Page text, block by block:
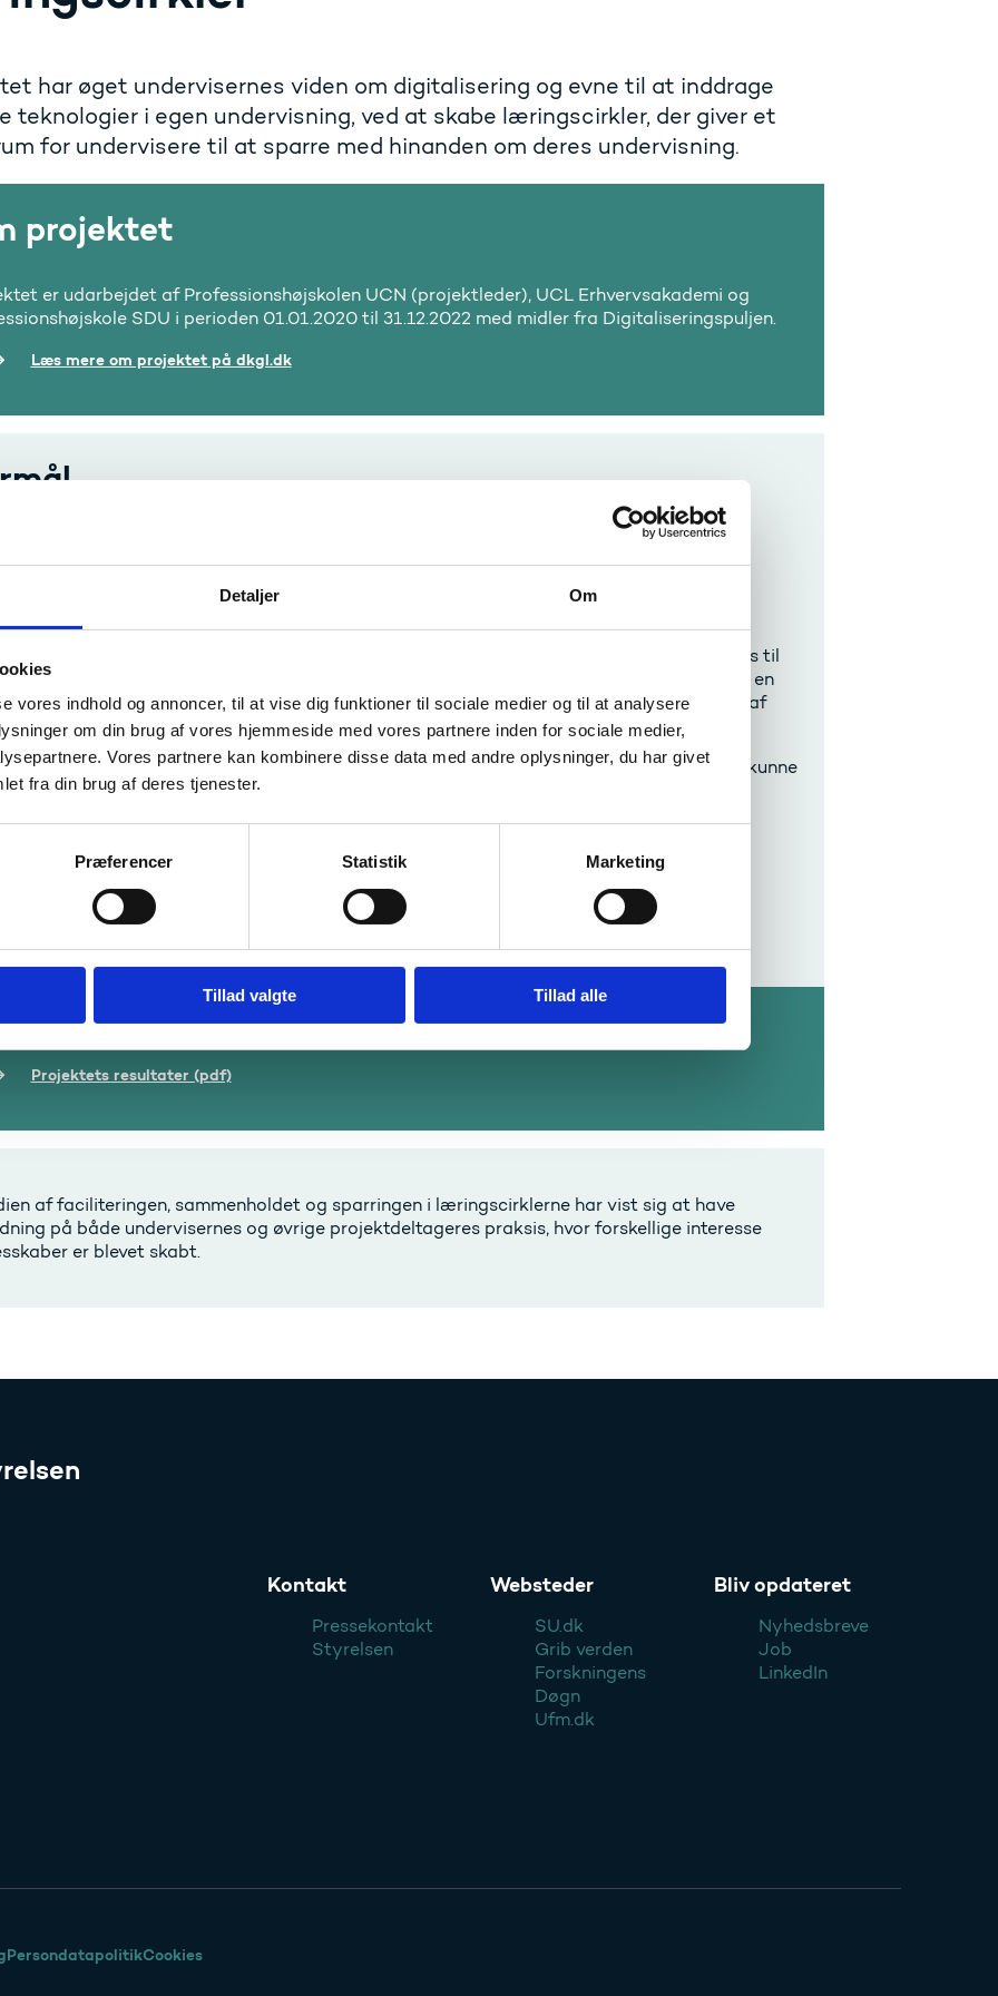
Detaljer Om
vores indhold og annoncer, til at vise dig funktioner til sociale medier og til at analysere
om din brug af vores hjemmeside med vores partnere inden for sociale medier,
Vores partnere kan kombinere disse data med andre oplysninger, du har givet
fra din brug af deres tjenester.
Præferencer Statistik Marketing
Tillad valgte Tillad alle
har øget undervisernes viden om digitalisering og evne til at inddrage
teknologier i egen undervisning, ved at skabe læringscirkler, der giver et
for undervisere til at sparre med hinanden om deres undervisning.
projektet
er udarbejdet af Professionshøjskolen UCN (projektleder), UCL Erhvervsakademi og
SDU i perioden 01.01.2020 til 31.12.2022 med midler fra Digitaliseringspuljen.
Læs mere om projektet på dkgl.dk
øger undervisernes viden om digitalisering og dens betydning inden for eget
og løfter deres it-didaktiske kompetencer for mere kvalificeret at kunne
digitale indholdselementer og anvende digitale teknologier i egen undervisning.
tilpasser og afprøver en eksisterende metode til kollegial og praksisnær
(læringscirkler), som kombineres med tilvejebringelsen af en
ressourcesamling på ca. 25 elementer (redigering og udvikling af materialer). Den kobles til
kompetenceløft og til udvikling af uddannelsernes faglighed. Der tilrettelægges en
praksisnære udviklingsaktiviteter, hvor deltagernes arbejde med stoffet og anvendelse af
i egen undervisning kvalificeres gennem it-didaktisk sparring og vejledning.
vil efterfølgende blive videreført på partnerskabets institutioner og andre vil frit kunne
ressourcesamlingen og arbejde med læringscirkler på egne uddannelser.
har givet underviserne et trygt rum til at sparre med hinanden om deres
som rækker ud over undervisernes daglige arbejdsfællesskab.
mere
Projektets resultater (pdf)
af faciliteringen, sammenholdet og sparringen i læringscirklerne har vist sig at have
på både undervisernes og øvrige projektdeltageres praksis, hvor forskellige interesse
er blevet skabt.
Kontakt
Pressekontakt
Styrelsen
Websteder
SU.dk
Grib verden
Forskningens
Døgn
Ufm.dk
Bliv opdateret
Nyhedsbreve
Job
LinkedIn
PersondatapolitikCookies